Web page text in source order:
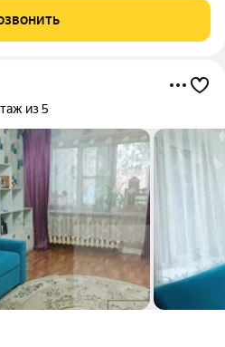
ремонт. Тихие, адекватные
из 5